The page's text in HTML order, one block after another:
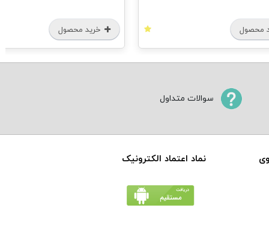
محصول خرید محصول
سوالات متداول
نماد اعتماد الکترونیک